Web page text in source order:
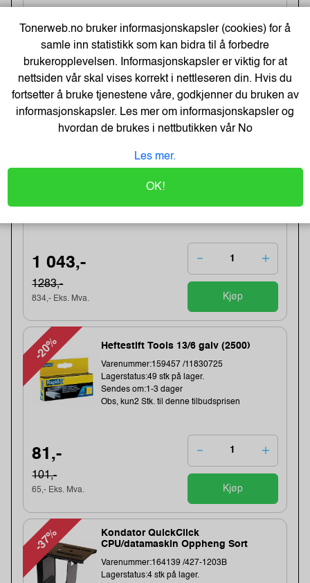
166,-
205,-
133,- Eks. Mva. Kjøp
-19%
Direct thermal receipt roll 101,6 mm
wide, 32,2 meter length
Varenummer:240538 /BDL7J000102058
Obs, kun2 Stk. til denne tilbudsprisen
1 043,-
1283,-
834,- Eks. Mva. Kjøp
-20% Heftestift Tools 13/6 galv (2500)
Varenummer:159457 /11830725
Lagerstatus:49 stk på lager.
Sendes om:1-3 dager
Obs, kun2 Stk. til denne tilbudsprisen
81,-
101,-
65,- Eks. Mva. Kjøp
-37%
Kondator QuickClick
CPU/datamaskin Oppheng Sort
Varenummer:164139 /427-1203B
Lagerstatus:4 stk på lager.
Tonerweb.no bruker informasjonskapsler (cookies) for å
samle inn statistikk som kan bidra til å forbedre
brukeropplevelsen. Informasjonskapsler er viktig for at
nettsiden vår skal vises korrekt i nettleseren din. Hvis du
fortsetter å bruke tjenestene våre, godkjenner du bruken av
informasjonskapsler. Les mer om informasjonskapsler og
hvordan de brukes i nettbutikken vårNo
Les mer.
OK!